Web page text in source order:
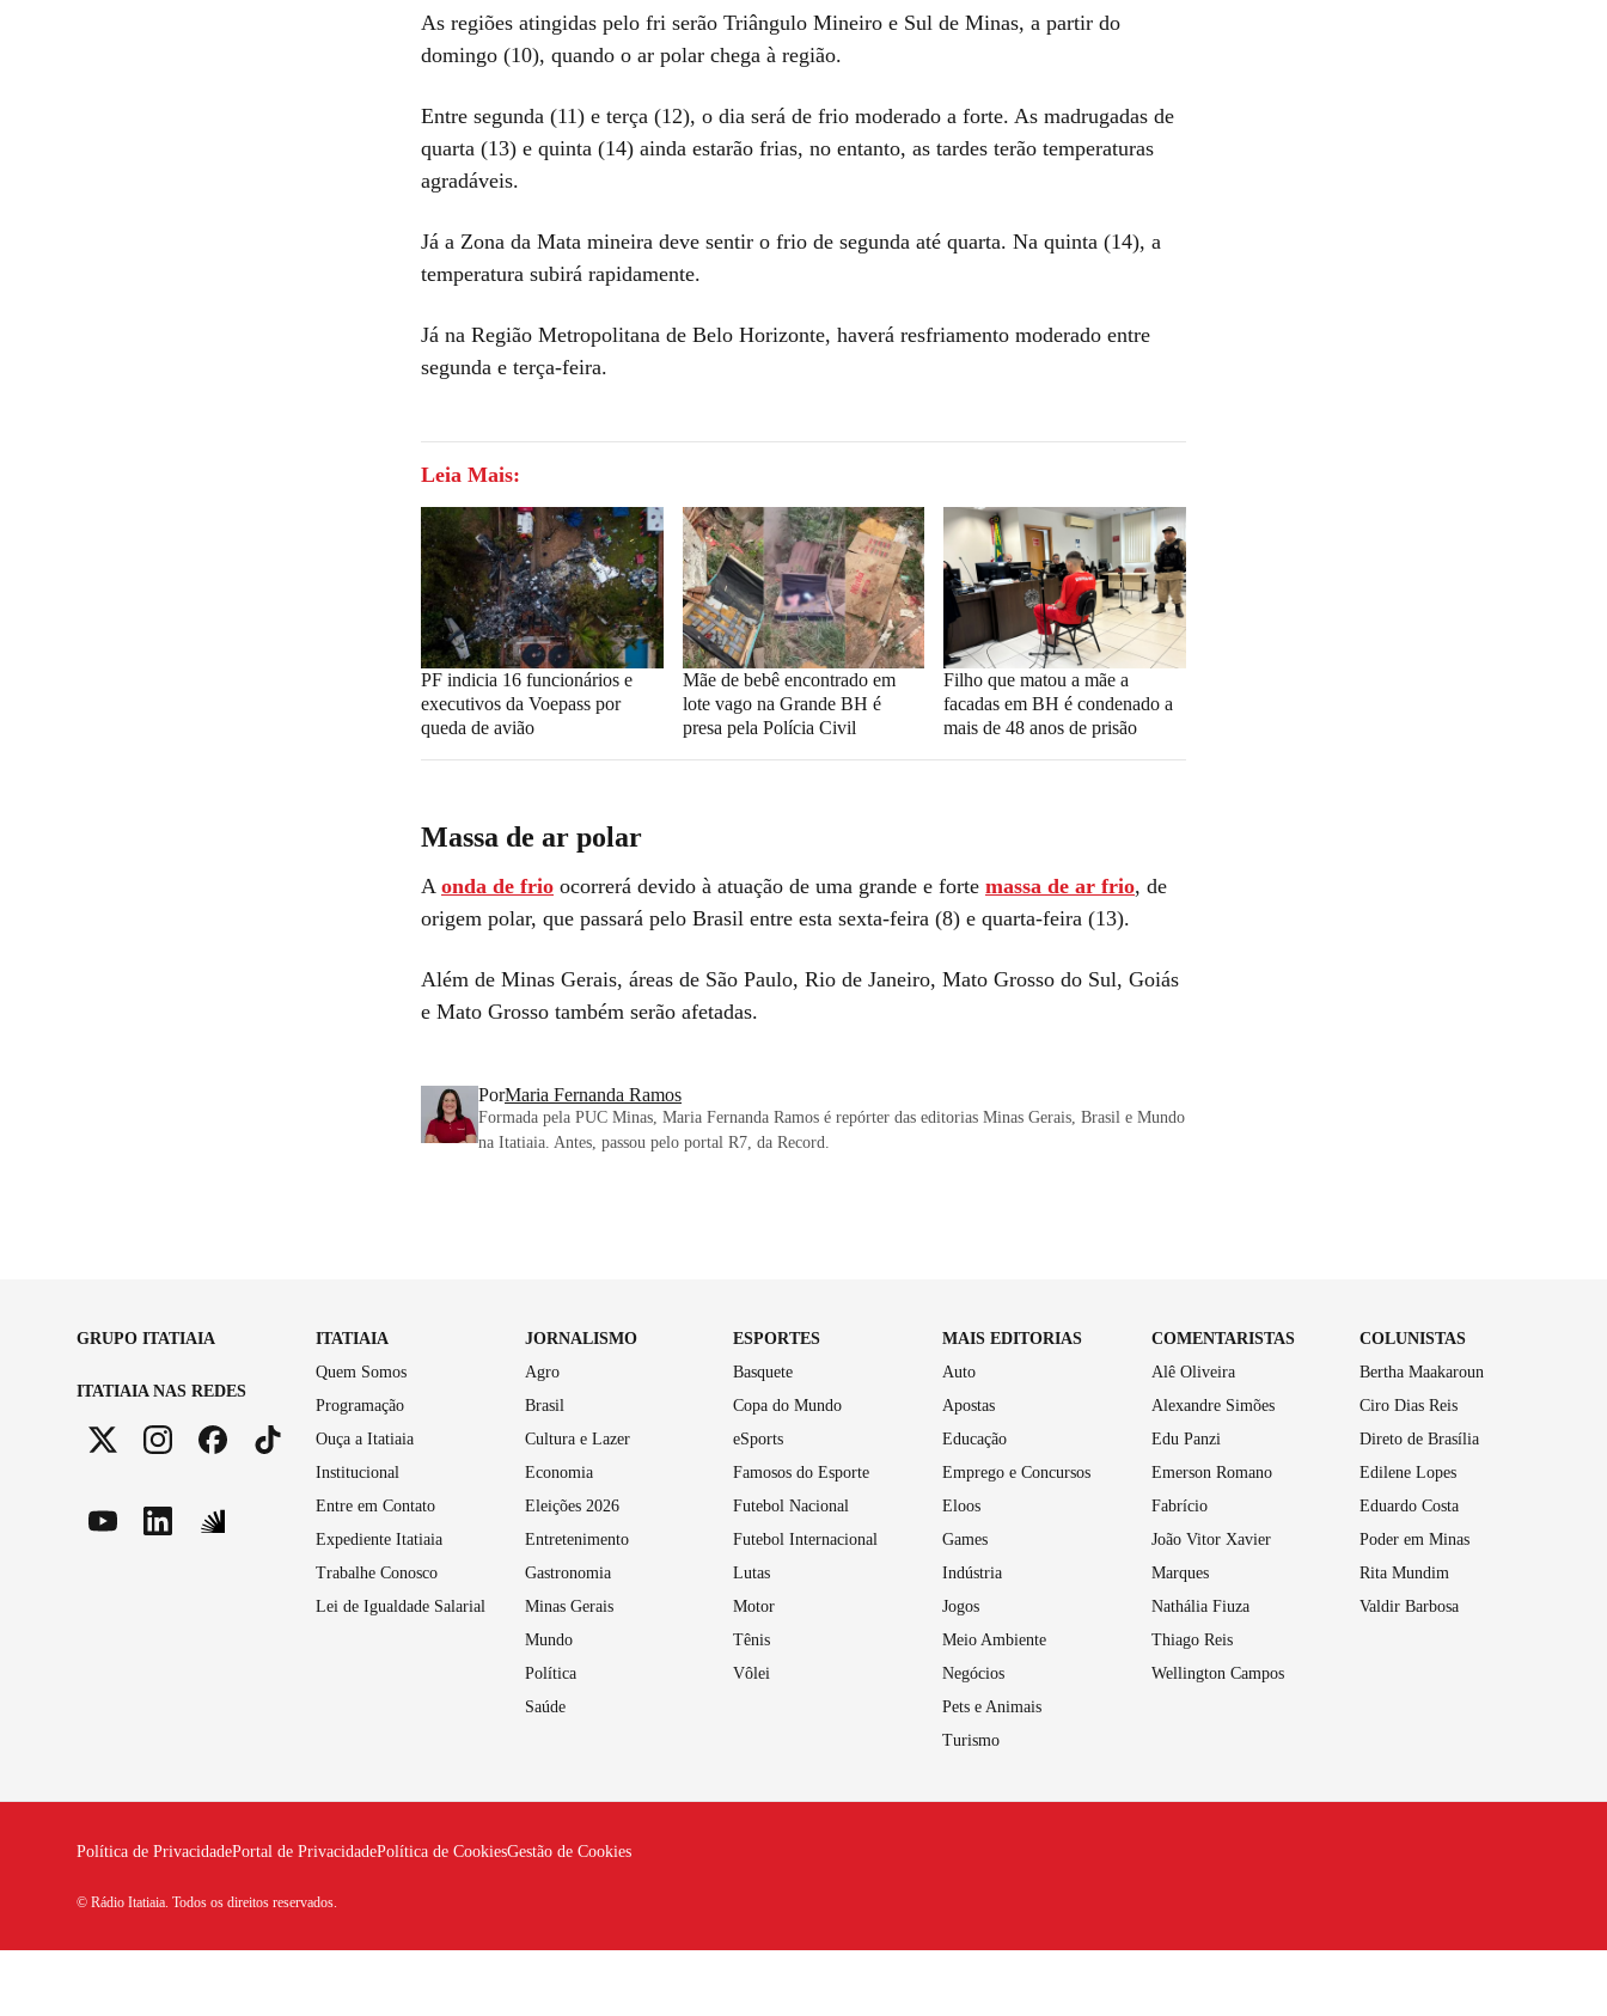
As regiões atingidas pelo fri serão Triângulo Mineiro e Sul de Minas, a partir do
domingo (10), quando o ar polar chega à região.
Entre segunda (11) e terça (12), o dia será de frio moderado a forte. As madrugadas de
quarta (13) e quinta (14) ainda estarão frias, no entanto, as tardes terão temperaturas
agradáveis.
Já a Zona da Mata mineira deve sentir o frio de segunda até quarta. Na quinta (14), a
temperatura subirá rapidamente.
Já na Região Metropolitana de Belo Horizonte, haverá resfriamento moderado entre
segunda e terça-feira.
Leia Mais:
PF indicia 16 funcionários e
executivos da Voepass por
queda de avião
Mãe de bebê encontrado em
lote vago na Grande BH é
presa pela Polícia Civil
Filho que matou a mãe a
facadas em BH é condenado a
mais de 48 anos de prisão
Massa de ar polar
A onda de frio ocorrerá devido à atuação de uma grande e forte massa de ar frio, de
origem polar, que passará pelo Brasil entre esta sexta-feira (8) e quarta-feira (13).
Além de Minas Gerais, áreas de São Paulo, Rio de Janeiro, Mato Grosso do Sul, Goiás
e Mato Grosso também serão afetadas.
PorMaria Fernanda Ramos
Formada pela PUC Minas, Maria Fernanda Ramos é repórter das editorias Minas Gerais, Brasil e Mundo
na Itatiaia. Antes, passou pelo portal R7, da Record.
GRUPO ITATIAIA
ITATIAIA NAS REDES
ITATIAIA
Quem Somos
Programação
Ouça a Itatiaia
Institucional
Entre em Contato
Expediente Itatiaia
Trabalhe Conosco
Lei de Igualdade Salarial
JORNALISMO
Agro
Brasil
Cultura e Lazer
Economia
Eleições 2026
Entretenimento
Gastronomia
Minas Gerais
Mundo
Política
Saúde
ESPORTES
Basquete
Copa do Mundo
eSports
Famosos do Esporte
Futebol Nacional
Futebol Internacional
Lutas
Motor
Tênis
Vôlei
MAIS EDITORIAS
Auto
Apostas
Educação
Emprego e Concursos
Eloos
Games
Indústria
Jogos
Meio Ambiente
Negócios
Pets e Animais
Turismo
COMENTARISTAS
Alê Oliveira
Alexandre Simões
Edu Panzi
Emerson Romano
Fabrício
João Vitor Xavier
Marques
Nathália Fiuza
Thiago Reis
Wellington Campos
COLUNISTAS
Bertha Maakaroun
Ciro Dias Reis
Direto de Brasília
Edilene Lopes
Eduardo Costa
Poder em Minas
Rita Mundim
Valdir Barbosa
Política de PrivacidadePortal de PrivacidadePolítica de CookiesGestão de Cookies
© Rádio Itatiaia. Todos os direitos reservados.